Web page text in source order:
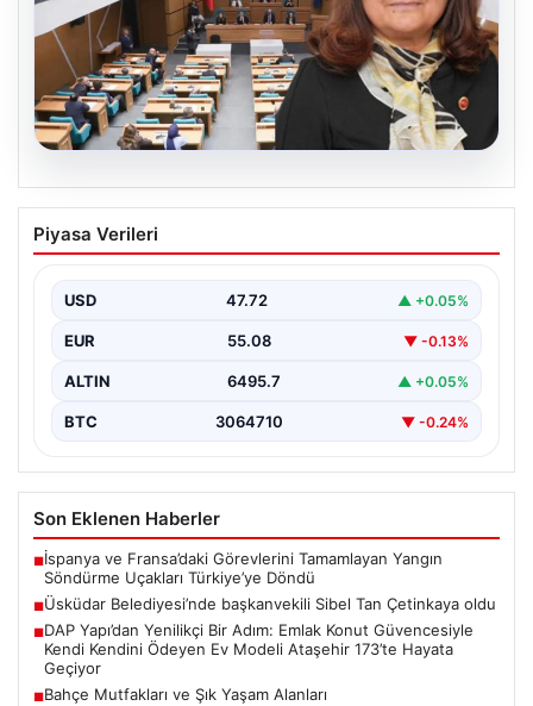
05.08.2026
Üsküdar Belediyesi’nde başkanvekili
Sibel Tan Çetinkaya oldu
Piyasa Verileri
USD 47.72 ▲ +0.05%
EUR 55.08 ▼ -0.13%
ALTIN 6495.7 ▲ +0.05%
BTC 3064710 ▼ -0.24%
Son Eklenen Haberler
■İspanya ve Fransa’daki Görevlerini Tamamlayan Yangın
Söndürme Uçakları Türkiye’ye Döndü
■Üsküdar Belediyesi’nde başkanvekili Sibel Tan Çetinkaya oldu
■DAP Yapı’dan Yenilikçi Bir Adım: Emlak Konut Güvencesiyle
Kendi Kendini Ödeyen Ev Modeli Ataşehir 173’te Hayata
Geçiyor
■Bahçe Mutfakları ve Şık Yaşam Alanları